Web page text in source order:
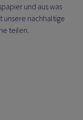
und aus was
unsere nachhaltige
teilen.